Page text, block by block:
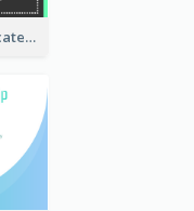
Cool Cyber Vibe Certificate For Gamers